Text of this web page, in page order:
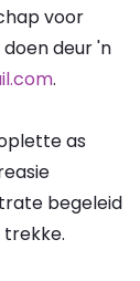
voor
deur 'n
.
as
begeleid
trekke.